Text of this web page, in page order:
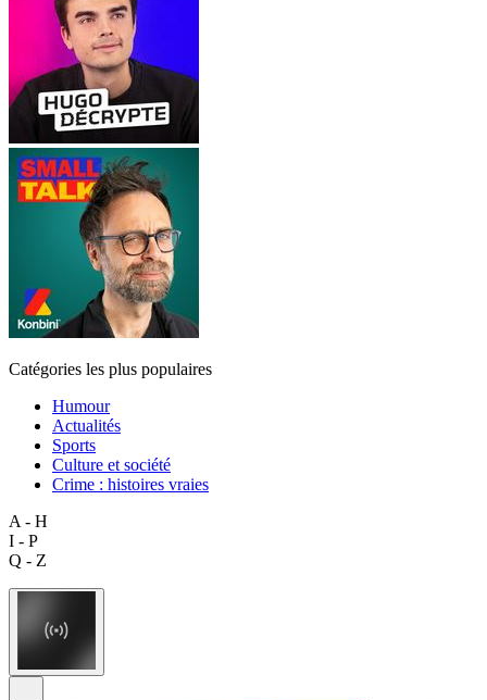
Catégories les plus populaires
Humour
Actualités
Sports
Culture et société
Crime : histoires vraies
A - H
I - P
Q - Z